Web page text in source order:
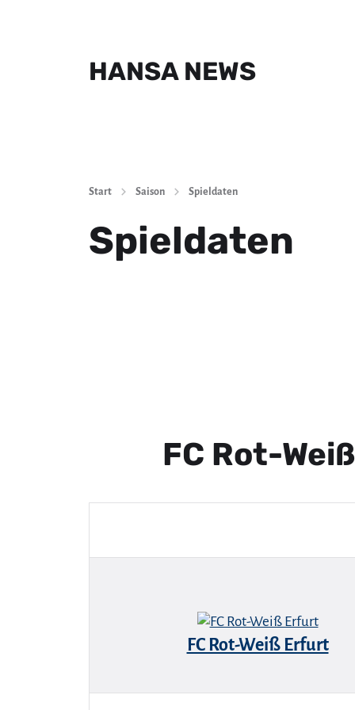
HANSA NEWS
Start Saison Spieldaten
Spieldaten
FC Rot-
FC Rot-Weiß Erfurt